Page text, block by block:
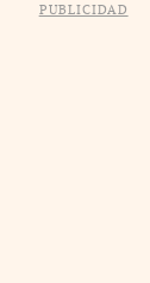
PUBLICIDAD